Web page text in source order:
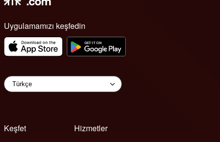
Uygulamamızı keşfedin
Keşfet
Hizmetler